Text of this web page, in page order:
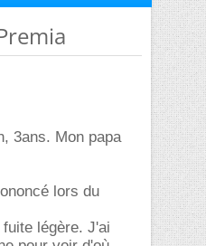
3ans. Mon papa
lors du
légère. J'ai